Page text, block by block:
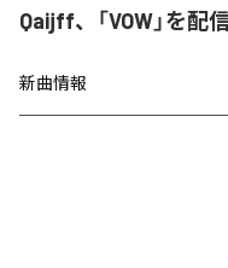
Qaijff、「VOW」を配
新曲情報